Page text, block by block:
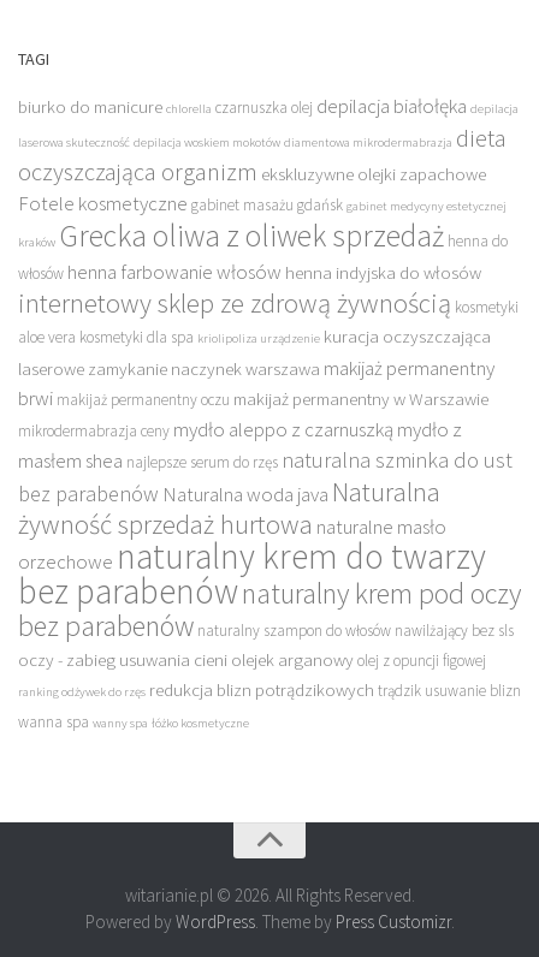
TAGI
biurko do manicure chlorella czarnuszka olej depilacja białołęka depilacja
laserowa skuteczność depilacja woskiem mokotów diamentowa mikrodermabrazja dieta
oczyszczająca organizm ekskluzywne olejki zapachowe
Fotele kosmetyczne gabinet masażu gdańsk gabinet medycyny estetycznej
kraków Grecka oliwa z oliwek sprzedaż henna do
włosów henna farbowanie włosów henna indyjska do włosów
internetowy sklep ze zdrową żywnością kosmetyki
aloe vera kosmetyki dla spa kriolipoliza urządzenie kuracja oczyszczająca
laserowe zamykanie naczynek warszawa makijaż permanentny
brwi makijaż permanentny oczu makijaż permanentny w Warszawie
mikrodermabrazja ceny mydło aleppo z czarnuszką mydło z
masłem shea najlepsze serum do rzęs naturalna szminka do ust
bez parabenów Naturalna woda java Naturalna
żywność sprzedaż hurtowa naturalne masło
orzechowe naturalny krem do twarzy
bez parabenównaturalny krem pod oczy
bez parabenów naturalny szampon do włosów nawilżający bez sls
oczy - zabieg usuwania cieni olejek arganowy olej z opuncji figowej
ranking odżywek do rzęs redukcja blizn potrądzikowych trądzik usuwanie blizn
wanna spa wanny spa łóżko kosmetyczne
witarianie.pl © 2026. All Rights Reserved.
Powered by WordPress. Theme by Press Customizr.